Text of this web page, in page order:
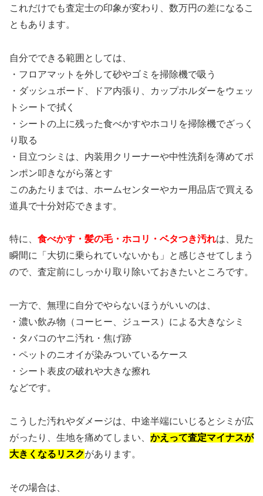
これだけでも査定士の印象が変わり、数万円の差になるこ
ともあります。
自分でできる範囲としては、
・フロアマットを外して砂やゴミを掃除機で吸う
・ダッシュボード、ドア内張り、カップホルダーをウェッ
トシートで拭く
・シートの上に残った食べかすやホコリを掃除機でざっく
り取る
・目立つシミは、内装用クリーナーや中性洗剤を薄めてポ
ンポン叩きながら落とす
このあたりまでは、ホームセンターやカー用品店で買える
道具で十分対応できます。
特に、 食べかす・髪の毛・ホコリ・ベタつき汚れは、見た
瞬間に「大切に乗られていないかも」と感じさせてしまう
ので、査定前にしっかり取り除いておきたいところです。
一方で、無理に自分でやらないほうがいいのは、
・濃い飲み物（コーヒー、ジュース）による大きなシミ
・タバコのヤニ汚れ・焦げ跡
・ペットのニオイが染みついているケース
・シート表皮の破れや大きな擦れ
などです。
こうした汚れやダメージは、中途半端にいじるとシミが広
がったり、生地を痛めてしまい、 かえって査定マイナスが
大きくなるリスクがあります。
その場合は、